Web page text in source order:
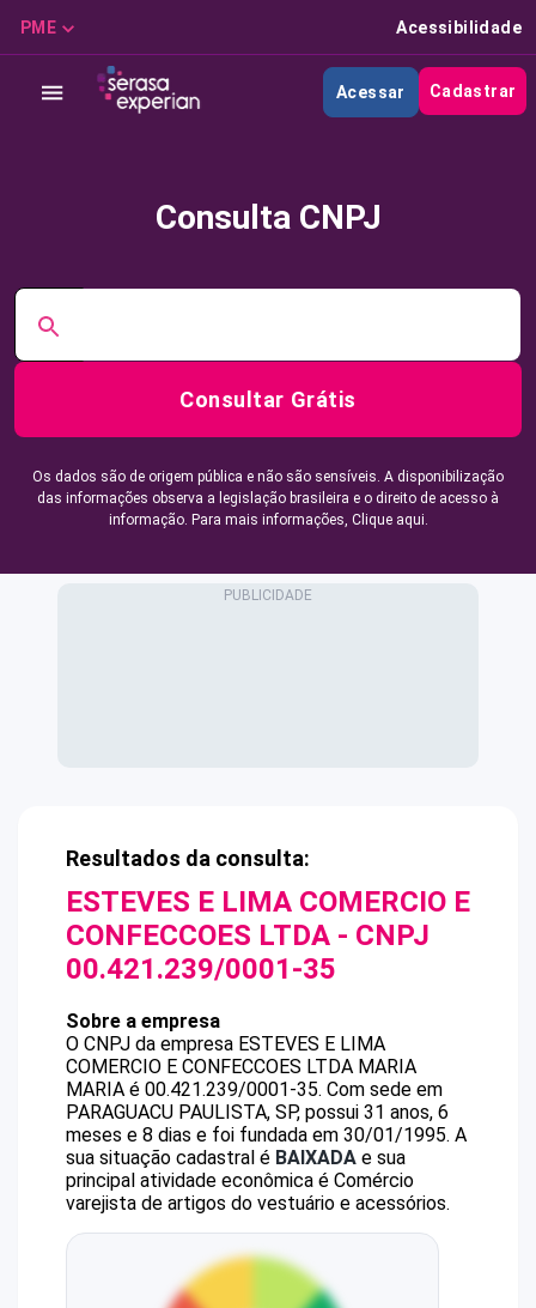
PME Acessibilidade
Acessar Cadastrar
Consulta CNPJ
Consultar Grátis
Os dados são de origem pública e não são sensíveis. A disponibilização
das informações observa a legislação brasileira e o direito de acesso à
informação. Para mais informações, Clique aqui.
Resultados da consulta:
ESTEVES E LIMA COMERCIO E
CONFECCOES LTDA - CNPJ
00.421.239/0001-35
Sobre a empresa
O CNPJ da empresa ESTEVES E LIMA
COMERCIO E CONFECCOES LTDA MARIA
MARIA é 00.421.239/0001-35. Com sede em
PARAGUACU PAULISTA, SP, possui 31 anos, 6
meses e 8 dias e foi fundada em 30/01/1995. A
sua situação cadastral é BAIXADA e sua
principal atividade econômica é Comércio
varejista de artigos do vestuário e acessórios.